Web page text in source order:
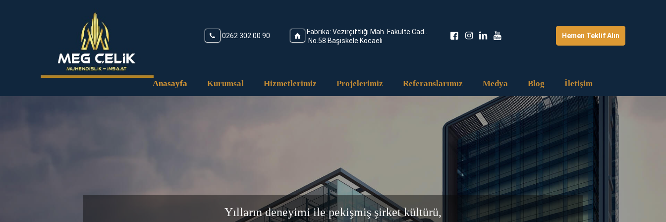
0262 302 00 90
Fabrika: Vezirçiftliği Mah. Fakülte Cad..
No.58 Başiskele Kocaeli
Hemen Teklif Alın
Anasayfa Kurumsal Hizmetlerimiz Projelerimiz Referanslarımız Medya Blog İletişim